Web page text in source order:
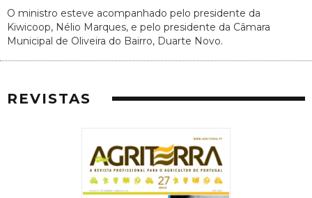
O ministro esteve acompanhado pelo presidente da
Kiwicoop, Nélio Marques, e pelo presidente da Câmara
Municipal de Oliveira do Bairro, Duarte Novo.
REVISTAS